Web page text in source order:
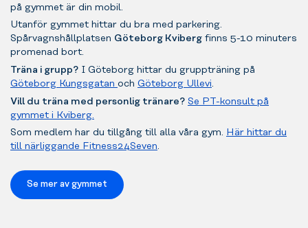
på gymmet är din mobil.
Utanför gymmet hittar du bra med parkering.
Spårvagnshållplatsen Göteborg Kviberg finns 5-10 minuters
promenad bort.
Träna i grupp? I Göteborg hittar du gruppträning på
Göteborg Kungsgatan och Göteborg Ullevi.
Vill du träna med personlig tränare? Se PT-konsult på
gymmet i Kviberg.
Som medlem har du tillgång till alla våra gym. Här hittar du
till närliggande Fitness24Seven.
Se mer av gymmet